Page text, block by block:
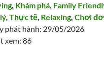
, Khám phá, Family
,Thực tế, Relaxing,Chơi
phát hành: 29/05/2026
xem: 86